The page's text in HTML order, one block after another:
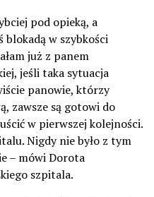
pod opieką, a
w szybkości
już z panem
jeśli taka sytuacja
panowie, którzy
zawsze są gotowi do
w pierwszej kolejności.
Nigdy nie było z tym
– mówi Dorota
szpitala.